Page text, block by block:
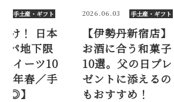
手土産・ギフト
新宿店】
う和菓子
の日プレ
添えるの
め！
2025.09.01 手土産・ギフト
【伊勢丹新宿店】
日持ちOK！ 秋のス
イーツ手土産8選。
栗・りんご・さつ
まいも…